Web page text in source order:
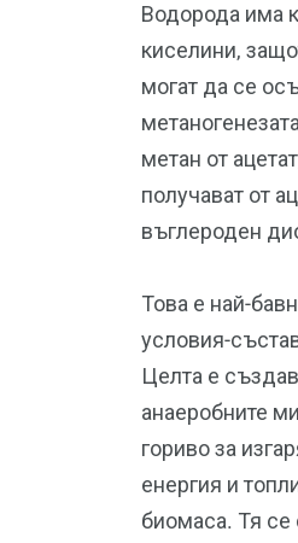
Водорода има
киселини,
могат да се
метан от
получават от
въглероден
Това е най-
условия-
Целта е
анаеробните
гориво за
енергия и
биомаса. Тя се